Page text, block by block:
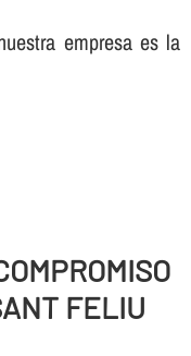
empresa es la
FELIU